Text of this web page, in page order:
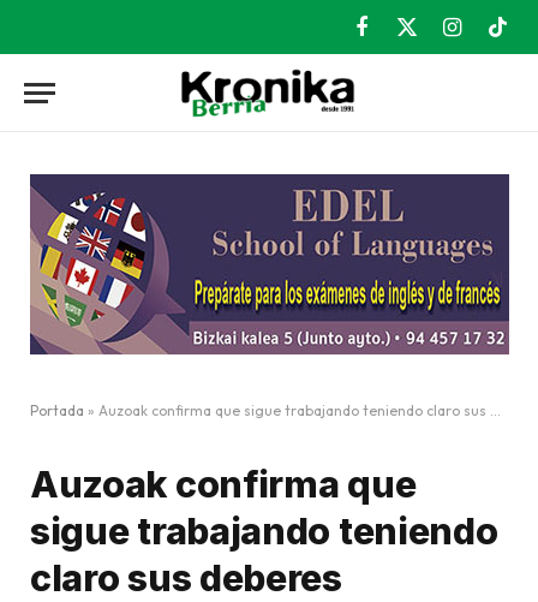
Facebook
X
Instagram
Portada » Auzoak confirma que sigue trabajando teniendo claro sus deberes
Auzoak confirma que
sigue trabajando teniendo
claro sus deberes